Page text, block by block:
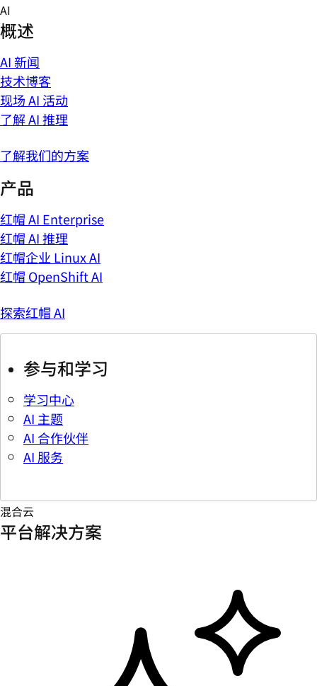
Skip
to
content
AI
概述
AI 新闻
技术博客
现场 AI 活动
了解 AI 推理
了解我们的方案
产品
红帽 AI Enterprise
红帽 AI 推理
红帽企业 Linux AI
红帽 OpenShift AI
探索红帽 AI
参与和学习
学习中心
AI 主题
AI 合作伙伴
AI 服务
混合云
平台解决方案